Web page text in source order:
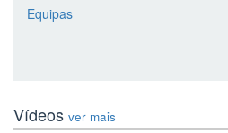
Equipas
Vídeos ver mais